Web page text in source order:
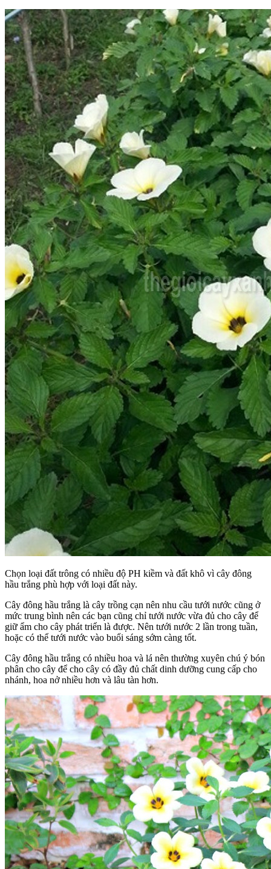
Chọn loại đất trông có nhiều độ PH kiềm và đất khô vì cây đông
hầu trắng phù hợp với loại đất này.
Cây đông hầu trắng là cây trồng cạn nên nhu cầu tưới nước cũng ở
mức trung bình nên các bạn cũng chỉ tưới nước vừa đủ cho cây để
giữ ẩm cho cây phát triển là được. Nên tưới nước 2 lần trong tuần,
hoặc có thể tưới nước vào buổi sáng sớm càng tốt.
Cây đông hầu trắng có nhiều hoa và lá nên thường xuyên chú ý bón
phân cho cây để cho cây có đầy đủ chất dinh dưỡng cung cấp cho
nhánh, hoa nở nhiều hơn và lâu tàn hơn.